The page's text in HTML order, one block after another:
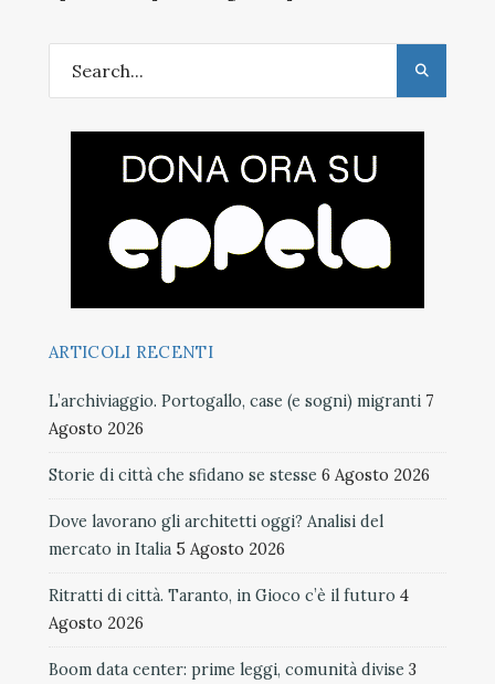
ARTICOLI RECENTI
L’archiviaggio. Portogallo, case (e sogni) migranti 7
Agosto 2026
Storie di città che sfidano se stesse 6 Agosto 2026
Dove lavorano gli architetti oggi? Analisi del
mercato in Italia 5 Agosto 2026
Ritratti di città. Taranto, in Gioco c’è il futuro 4
Agosto 2026
Boom data center: prime leggi, comunità divise 3